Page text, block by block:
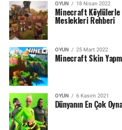
OYUN 18 Nisan 2022
Minecraft Köylülerle
Meslekleri Rehberi
OYUN 25 Mart 2022
Minecraft Skin
OYUN 6 Kasım 2021
Dünyanın En Çok